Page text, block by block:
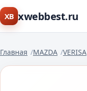
XB xwebbest.ru
Главная MAZDA VERISA